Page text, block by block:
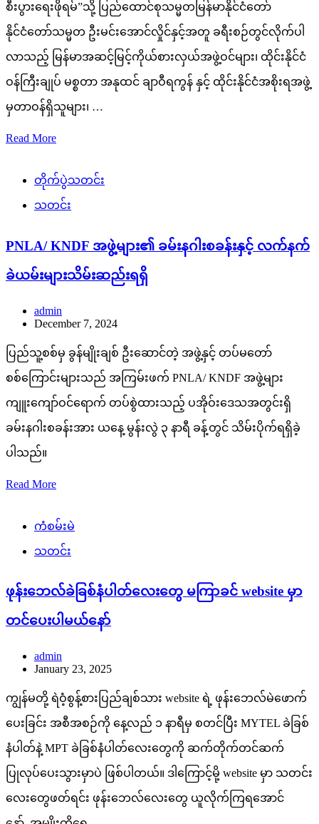
စီးပွားရေးဖိုရမ်”သို့ ပြည်ထောင်စုသမ္မတမြန်မာနိုင်ငံတော်
နိုင်ငံတော်သမ္မတ ဦးမင်းအောင်လှိုင်နှင့်အတူ ခရီးစဉ်တွင်လိုက်ပါ
လာသည့် မြန်မာအဆင့်မြင့်ကိုယ်စားလှယ်အဖွဲ့ဝင်များ၊ ထိုင်းနိုင်ငံ
ဝန်ကြီးချုပ် မစ္စတာ အနုထင် ချာဝီရကွန် နှင့် ထိုင်းနိုင်ငံအစိုးရအဖွဲ့
မှတာဝန်ရှိသူများ၊ …
Read More
တိုက်ပွဲသတင်း
သတင်း
PNLA/ KNDF အဖွဲ့များ၏ ခမ်းနဂါးစခန်းနှင့် လက်နက်
ခဲယမ်းများသိမ်းဆည်းရရှိ
admin
December 7, 2024
ပြည်သူ့စစ်မှ ခွန်မျိုးချစ် ဦးဆောင်တဲ့ အဖွဲ့နှင့် တပ်မတော်
စစ်ကြောင်းများသည် အကြမ်းဖက် PNLA/ KNDF အဖွဲ့များ
ကျူးကျော်ဝင်ရောက် တပ်စွဲထားသည့် ပအိုဝ်းဒေသအတွင်းရှိ
ခမ်းနဂါးစခန်းအား ယနေ့ မွန်းလွဲ ၃ နာရီ ခန့်တွင် သိမ်းပိုက်ရရှိခဲ့
ပါသည်။
Read More
ကံစမ်းမဲ
သတင်း
ဖုန်းဘေလ်ခဲခြစ်နံပါတ်လေးတွေ မကြာခင် website မှာ
တင်ပေးပါမယ်နော်
admin
January 23, 2025
ကျွန်မတို့ ရဲဝံ့စွန့်စားပြည်ချစ်သား website ရဲ့ ဖုန်းဘေလ်မဲဖောက်
ပေးခြင်း အစီအစဉ်ကို နေ့လည် ၁ နာရီမှ စတင်ပြီး MYTEL ခဲခြစ်
နံပါတ်နဲ့ MPT ခဲခြစ်နံပါတ်လေးတွေကို ဆက်တိုက်တင်ဆက်
ပြုလုပ်ပေးသွားမှာပဲ ဖြစ်ပါတယ်။ ဒါကြောင့်မို့ website မှာ သတင်း
လေးတွေဖတ်ရင်း ဖုန်းဘေလ်လေးတွေ ယူလိုက်ကြရအောင်